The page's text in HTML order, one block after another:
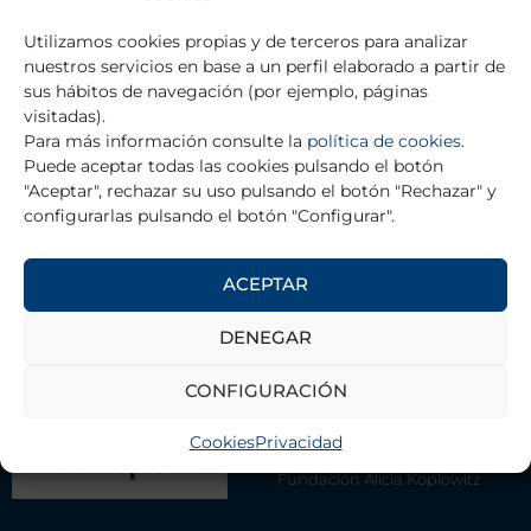
Utilizamos cookies propias y de terceros para analizar
nuestros servicios en base a un perfil elaborado a partir de
sus hábitos de navegación (por ejemplo, páginas
visitadas).
Para más información consulte la política de cookies.
Puede aceptar todas las cookies pulsando el botón
"Aceptar", rechazar su uso pulsando el botón "Rechazar" y
configurarlas pulsando el botón "Configurar".
ACEPTAR
DENEGAR
CONFIGURACIÓN
CookiesPrivacidad
AntANTERIOR
Jorge López Castromán
SIGUIENTE
Miguel Ángel García Cabezas
VOLVER A AYUDAS DE FORMACIÓN
LA FUNDACIÓN
Contacto
Asociación de Científicos
Fundación Alicia Koplowitz